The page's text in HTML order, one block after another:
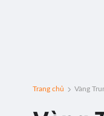
Trang chủ Vàng